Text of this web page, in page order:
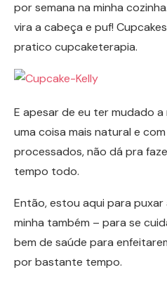
por semana na minha
vira a cabeça e puf!
pratico cupcaketerapia.
E apesar de eu ter mudado
uma coisa mais natural e
processados, não dá pra
tempo todo.
Então, estou aqui para
minha também – para se
bem de saúde para
por bastante tempo.